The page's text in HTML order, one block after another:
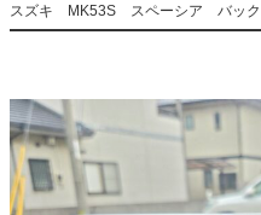
スズキ MK53S スペーシア バッ